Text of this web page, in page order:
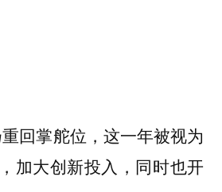
回掌舵位，这一年被视为
加大创新投入，同时也开